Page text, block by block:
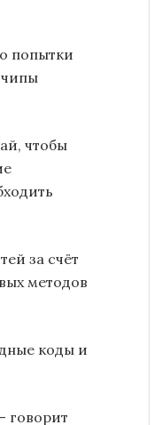
попытки
чтобы
за счёт
методов
коды и
говорит